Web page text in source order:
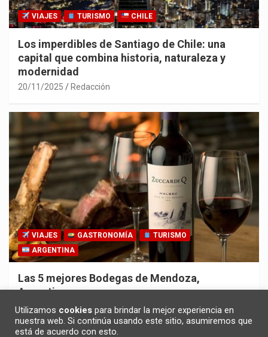
VIAJES TURISMO CHILE
Los imperdibles de Santiago de Chile: una
capital que combina historia, naturaleza y
modernidad
20/11/2025 Redacción
VIAJES GASTRONOMÍA
TURISMO
ARGENTINA
Las 5 mejores Bodegas de Mendoza,
Argentina
30/10/2025 Redacción
Utilizamos cookies para brindar la mejor experiencia en
nuestra web. Si continúa usando este sitio, asumiremos que
está de acuerdo con esto.